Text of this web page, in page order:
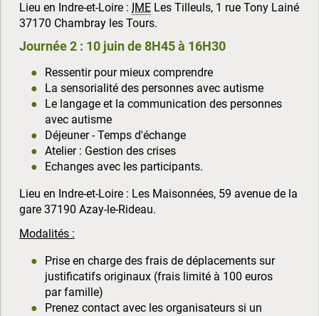
Lieu en Indre-et-Loire : IME Les Tilleuls, 1 rue Tony Lainé
37170 Chambray les Tours.
Journée 2 : 10 juin de 8H45 à 16H30
Ressentir pour mieux comprendre
La sensorialité des personnes avec autisme
Le langage et la communication des personnes
avec autisme
Déjeuner - Temps d'échange
Atelier : Gestion des crises
Echanges avec les participants.
Lieu en Indre-et-Loire : Les Maisonnées, 59 avenue de la
gare 37190 Azay-le-Rideau.
Modalités :
Prise en charge des frais de déplacements sur
justificatifs originaux (frais limité à 100 euros
par famille)
Prenez contact avec les organisateurs si un